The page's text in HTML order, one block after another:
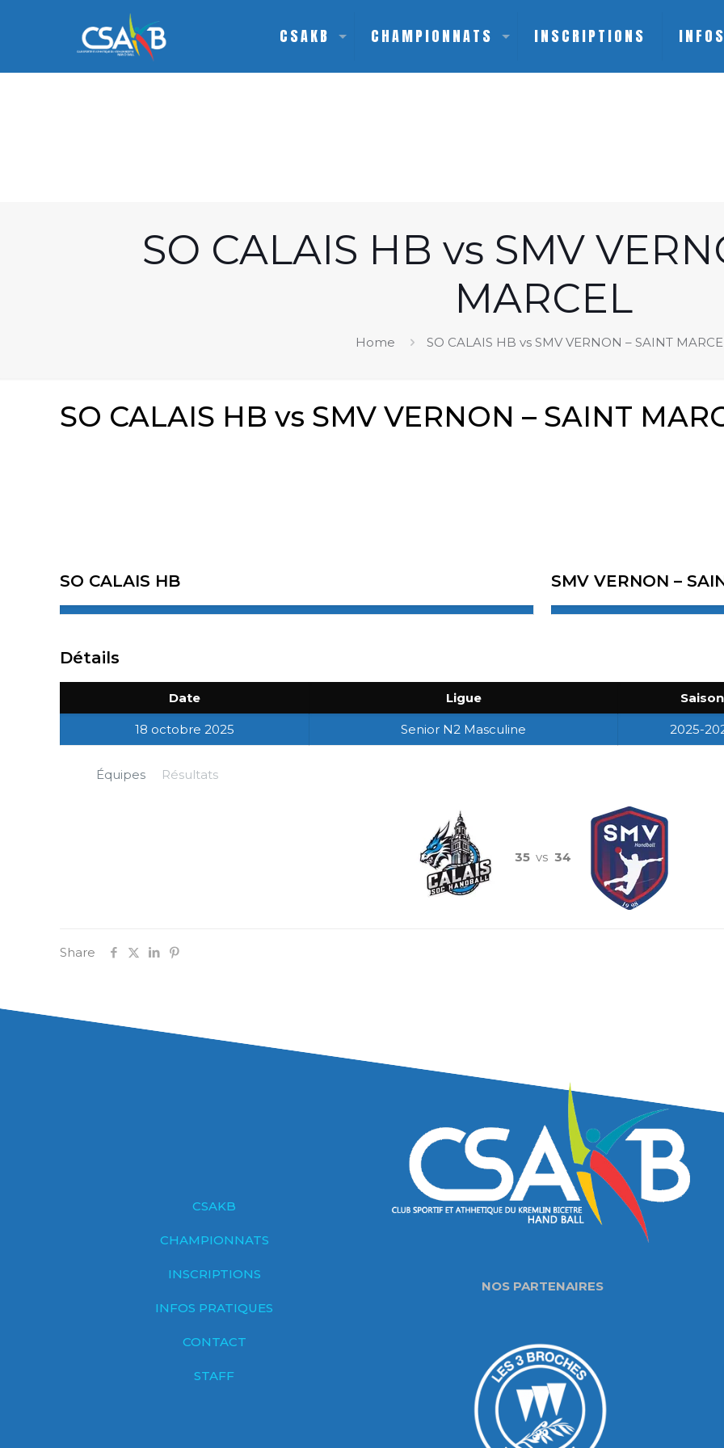
CSAKB CHAMPIONNATS INSCRIPTIONS
SO CALAIS HB vs SMV
MARCEL
Home SO CALAIS HB vs SMV VERNON – SAINT
SO CALAIS HB vs SMV VERNON – SAINT
SO CALAIS HB SMV VERNON –
Détails
Date Ligue Saison
18 octobre 2025 Senior N2 Masculine 2025-
Équipes Résultats
35 vs 34
Share
CSAKB
CHAMPIONNATS
INSCRIPTIONS
INFOS PRATIQUES
CONTACT
STAFF
NOS PARTENAIRES